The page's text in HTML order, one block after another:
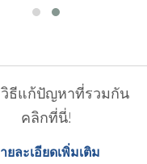
ธีแก้ปัญหาที่รวมกัน
คลิกที่นี่!
ยละเอียดเพิ่มเติม